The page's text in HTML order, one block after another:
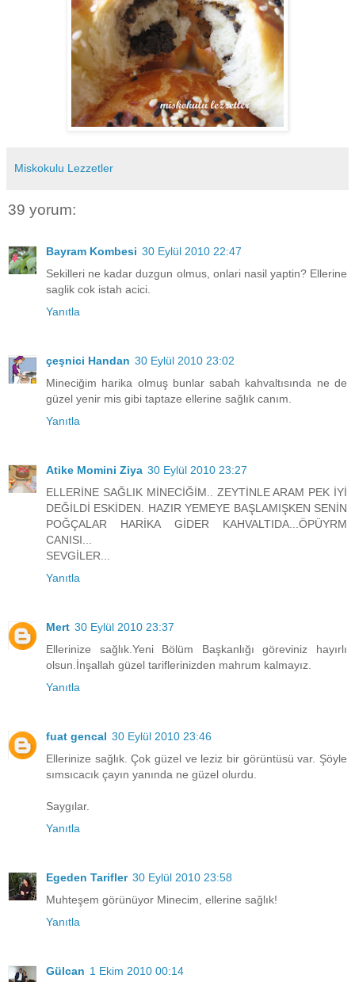
Miskokulu Lezzetler
39 yorum:
Bayram Kombesi 30 Eylül 2010 22:47
Sekilleri ne kadar duzgun olmus, onlari nasil yaptin? Ellerine
saglik cok istah acici.
Yanıtla
çeşnici Handan 30 Eylül 2010 23:02
Mineciğim harika olmuş bunlar sabah kahvaltısında ne de
güzel yenir mis gibi taptaze ellerine sağlık canım.
Yanıtla
Atike Momini Ziya 30 Eylül 2010 23:27
ELLERİNE SAĞLIK MİNECİĞİM.. ZEYTİNLE ARAM PEK İYİ
DEĞİLDİ ESKİDEN. HAZIR YEMEYE BAŞLAMIŞKEN SENİN
POĞÇALAR HARİKA GİDER KAHVALTIDA...ÖPÜYRM
CANISI...
SEVGİLER...
Yanıtla
Mert 30 Eylül 2010 23:37
Ellerinize sağlık.Yeni Bölüm Başkanlığı göreviniz hayırlı
olsun.İnşallah güzel tariflerinizden mahrum kalmayız.
Yanıtla
fuat gencal 30 Eylül 2010 23:46
Ellerinize sağlık. Çok güzel ve leziz bir görüntüsü var. Şöyle
sımsıcacık çayın yanında ne güzel olurdu.
Saygılar.
Yanıtla
Egeden Tarifler 30 Eylül 2010 23:58
Muhteşem görünüyor Minecim, ellerine sağlık!
Yanıtla
Gülcan 1 Ekim 2010 00:14